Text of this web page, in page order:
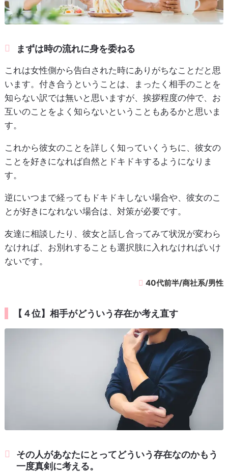
まずは時の流れに身を委ねる
これは女性側から告白された時にありがちなことだと思
います。付き合うということは、まったく相手のことを
知らない訳では無いと思いますが、挨拶程度の仲で、お
互いのことをよく知らないということもあるかと思いま
す。
これから彼女のことを詳しく知っていくうちに、彼女の
ことを好きになれば自然とドキドキするようになりま
す。
逆にいつまで経ってもドキドキしない場合や、彼女のこ
とが好きになれない場合は、対策が必要です。
友達に相談したり、彼女と話し合ってみて状況が変わら
なければ、お別れすることも選択肢に入れなければいけ
ないです。
40代前半/商社系/男性
【４位】相手がどういう存在か考え直す
その人があなたにとってどういう存在なのかもう
一度真剣に考える。